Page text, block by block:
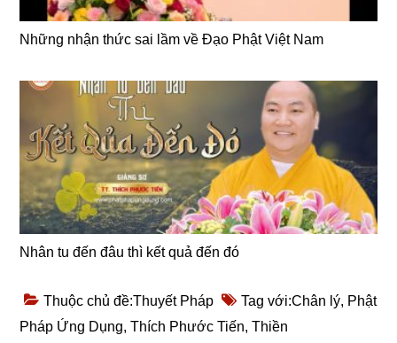
Những nhận thức sai lầm về Đạo Phật Việt Nam
Nhân tu đến đâu thì kết quả đến đó
Thuộc chủ đề:Thuyết Pháp Tag với:Chân lý, Phật
Pháp Ứng Dụng,Thích Phước Tiến,Thiền